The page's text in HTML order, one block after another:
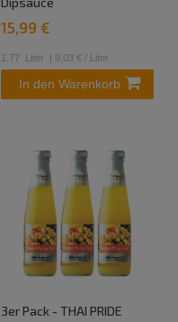
15,99 €
1.77 Liter | 9,03 € / Liter
In den Warenkorb
3er Pack - THAI PRIDE